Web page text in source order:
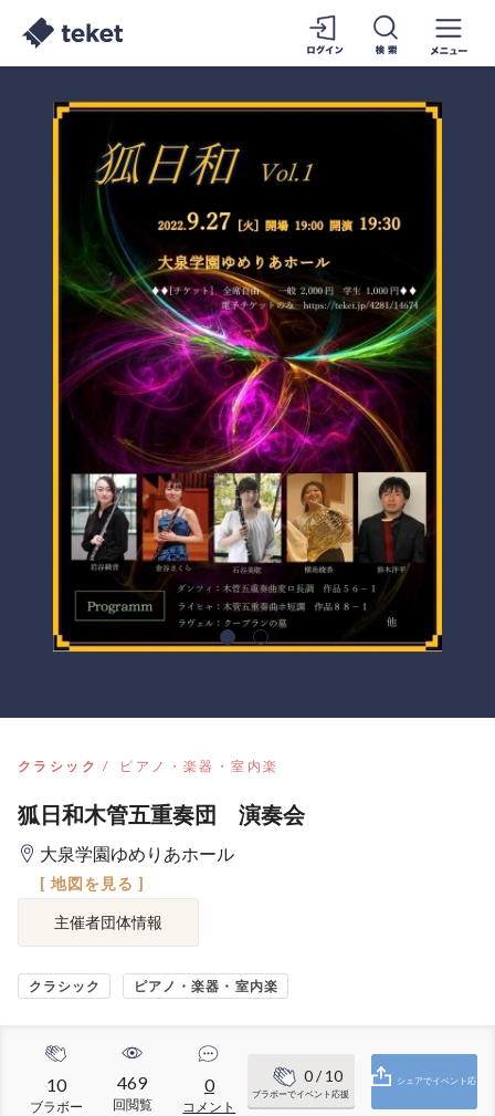
クラシック ピアノ・楽器・室内楽
狐日和木管五重奏団 演奏会
大泉学園ゆめりあホール
[ 地図を見る ]
主催者団体情報
クラシック ピアノ・楽器・室内楽
10
ブラボー
469
回閲覧
0
コメント
0/ 10
ブラボーでイベント応援
シェアでイベント応